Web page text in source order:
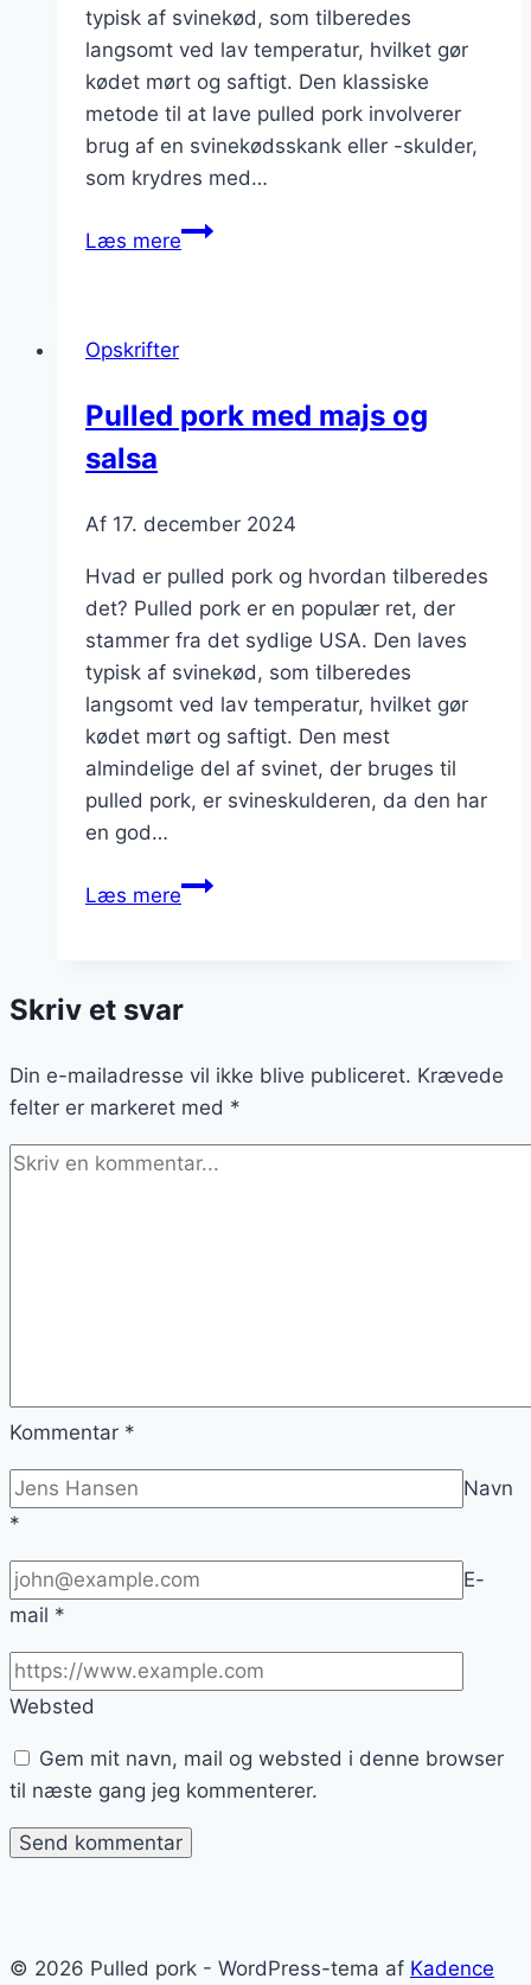
typisk af svinekød, som tilberedes
langsomt ved lav temperatur, hvilket gør
kødet mørt og saftigt. Den klassiske
metode til at lave pulled pork involverer
brug af en svinekødsskank eller -skulder,
som krydres med…
Læs merePulled
festmenu
Opskrifter
Pulled pork med majs og
salsa
Af 17. december 2024
Hvad er pulled pork og hvordan tilberedes
det? Pulled pork er en populær ret, der
stammer fra det sydlige USA. Den laves
typisk af svinekød, som tilberedes
langsomt ved lav temperatur, hvilket gør
kødet mørt og saftigt. Den mest
almindelige del af svinet, der bruges til
pulled pork, er svineskulderen, da den har
en god…
Læs merePulled
og
Skriv et svar
Din e-mailadresse vil ikke blive publiceret. Krævede
felter er markeret med *
Kommentar *
Navn
*
E-
mail *
Websted
Gem mit navn, mail og websted i denne browser
til næste gang jeg kommenterer.
© 2026 Pulled pork - WordPress-tema af Kadence